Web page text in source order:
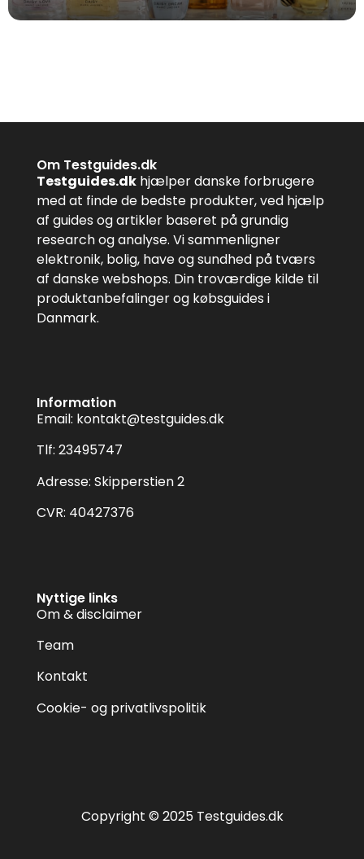
Om Testguides.dk
Testguides.dk hjælper danske forbrugere
med at finde de bedste produkter, ved hjælp
af guides og artikler baseret på grundig
research og analyse. Vi sammenligner
elektronik, bolig, have og sundhed på tværs
af danske webshops. Din troværdige kilde til
produktanbefalinger og købsguides i
Danmark.
Information
Email: kontakt@testguides.dk
Tlf: 23495747
Adresse: Skipperstien 2
CVR: 40427376
Nyttige links
Om & disclaimer
Team
Kontakt
Cookie- og privatlivspolitik
Copyright © 2025 Testguides.dk